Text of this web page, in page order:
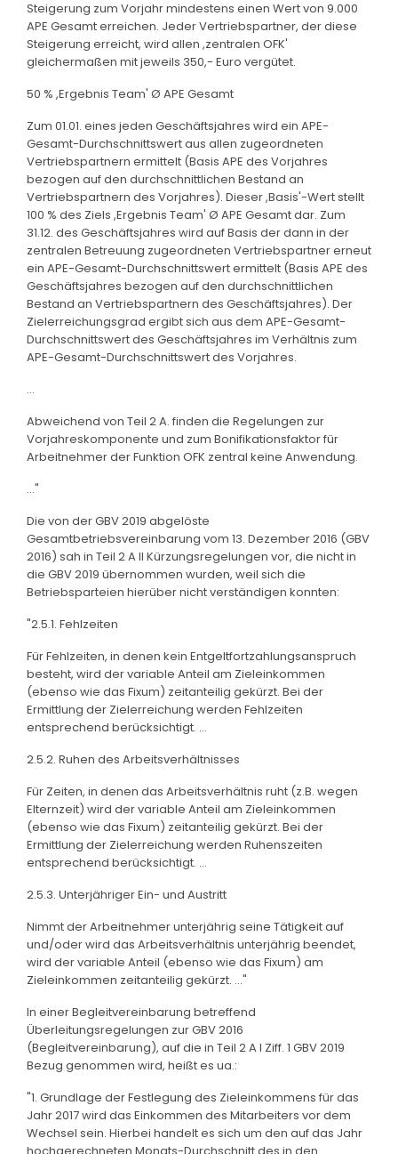
Steigerung zum Vorjahr mindestens einen Wert von 9.000
APE Gesamt erreichen. Jeder Vertriebspartner, der diese
Steigerung erreicht, wird allen ,zentralen OFK'
gleichermaßen mit jeweils 350,- Euro vergütet.
50 % ,Ergebnis Team' Ø APE Gesamt
Zum 01.01. eines jeden Geschäftsjahres wird ein APE-
Gesamt-Durchschnittswert aus allen zugeordneten
Vertriebspartnern ermittelt (Basis APE des Vorjahres
bezogen auf den durchschnittlichen Bestand an
Vertriebspartnern des Vorjahres). Dieser ,Basis'-Wert stellt
100 % des Ziels ,Ergebnis Team' Ø APE Gesamt dar. Zum
31.12. des Geschäftsjahres wird auf Basis der dann in der
zentralen Betreuung zugeordneten Vertriebspartner erneut
ein APE-Gesamt-Durchschnittswert ermittelt (Basis APE des
Geschäftsjahres bezogen auf den durchschnittlichen
Bestand an Vertriebspartnern des Geschäftsjahres). Der
Zielerreichungsgrad ergibt sich aus dem APE-Gesamt-
Durchschnittswert des Geschäftsjahres im Verhältnis zum
APE-Gesamt-Durchschnittswert des Vorjahres.
...
Abweichend von Teil 2 A. finden die Regelungen zur
Vorjahreskomponente und zum Bonifikationsfaktor für
Arbeitnehmer der Funktion OFK zentral keine Anwendung.
..."
Die von der GBV 2019 abgelöste
Gesamtbetriebsvereinbarung vom 13. Dezember 2016 (GBV
2016) sah in Teil 2 A II Kürzungsregelungen vor, die nicht in
die GBV 2019 übernommen wurden, weil sich die
Betriebsparteien hierüber nicht verständigen konnten:
"2.5.1. Fehlzeiten
Für Fehlzeiten, in denen kein Entgeltfortzahlungsanspruch
besteht, wird der variable Anteil am Zieleinkommen
(ebenso wie das Fixum) zeitanteilig gekürzt. Bei der
Ermittlung der Zielerreichung werden Fehlzeiten
entsprechend berücksichtigt. ...
2.5.2. Ruhen des Arbeitsverhältnisses
Für Zeiten, in denen das Arbeitsverhältnis ruht (z.B. wegen
Elternzeit) wird der variable Anteil am Zieleinkommen
(ebenso wie das Fixum) zeitanteilig gekürzt. Bei der
Ermittlung der Zielerreichung werden Ruhenszeiten
entsprechend berücksichtigt. ...
2.5.3. Unterjähriger Ein- und Austritt
Nimmt der Arbeitnehmer unterjährig seine Tätigkeit auf
und/oder wird das Arbeitsverhältnis unterjährig beendet,
wird der variable Anteil (ebenso wie das Fixum) am
Zieleinkommen zeitanteilig gekürzt. ..."
In einer Begleitvereinbarung betreffend
Überleitungsregelungen zur GBV 2016
(Begleitvereinbarung), auf die in Teil 2 A I Ziff. 1 GBV 2019
Bezug genommen wird, heißt es ua.:
"1. Grundlage der Festlegung des Zieleinkommens für das
Jahr 2017 wird das Einkommen des Mitarbeiters vor dem
Wechsel sein. Hierbei handelt es sich um den auf das Jahr